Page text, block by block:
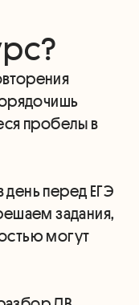
пробелы в
день перед ЕГЭ
задания,
могут